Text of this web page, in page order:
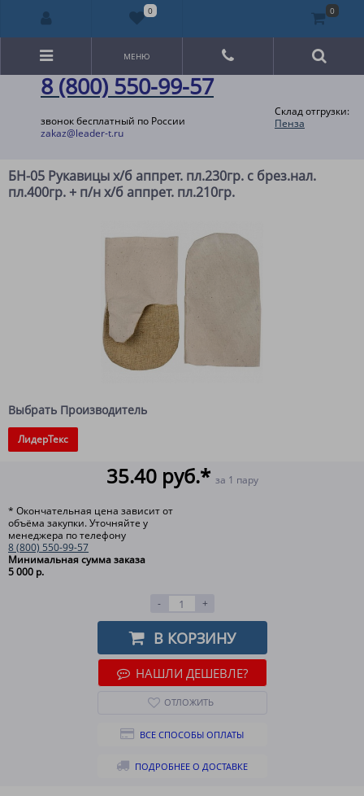
8 (800) 550-99-57
звонок бесплатный по России
zakaz@leader-t.ru
Склад отгрузки:
Пенза
МЕНЮ
БН-05 Рукавицы х/б аппрет. пл.230гр. с брез.нал.
пл.400гр. + п/н х/б аппрет. пл.210гр.
Выбрать Производитель
ЛидерТекс
35.40 руб.* за 1 пару
* Окончательная цена зависит от
объёма закупки. Уточняйте у
менеджера по телефону
8 (800) 550-99-57
Минимальная сумма заказа
5 000 р.
- +
В КОРЗИНУ
НАШЛИ ДЕШЕВЛЕ?
ОТЛОЖИТЬ
ВСЕ СПОСОБЫ ОПЛАТЫ
ПОДРОБНЕЕ О ДОСТАВКЕ
0 0